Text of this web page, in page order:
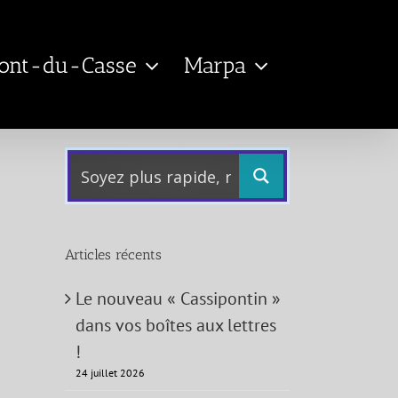
du-Casse Marpa
Articles récents
Le nouveau « Cassipontin »
dans vos boîtes aux lettres
!
24 juillet 2026